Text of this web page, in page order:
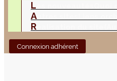
L
A
R
Connexion adhérent